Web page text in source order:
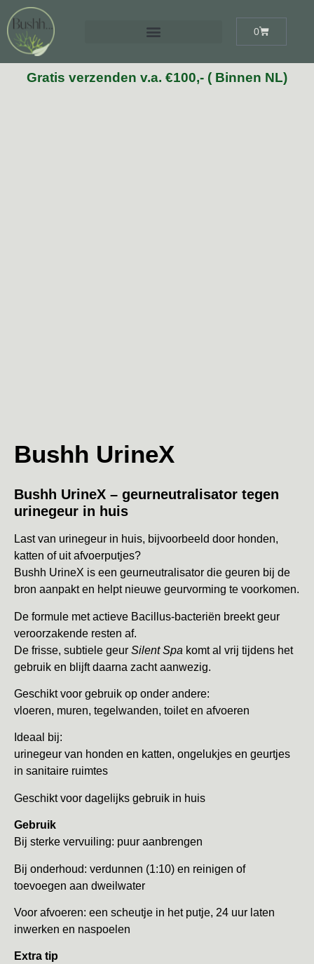
0
Gratis verzenden v.a. €100,- ( Binnen NL)
Bushh UrineX
Bushh UrineX – geurneutralisator tegen
urinegeur in huis
Last van urinegeur in huis, bijvoorbeeld door honden,
katten of uit afvoerputjes?
Bushh UrineX is een geurneutralisator die geuren bij de
bron aanpakt en helpt nieuwe geurvorming te voorkomen.
De formule met actieve Bacillus-bacteriën breekt geur
veroorzakende resten af.
De frisse, subtiele geur Silent Spa komt al vrij tijdens het
gebruik en blijft daarna zacht aanwezig.
Geschikt voor gebruik op onder andere:
vloeren, muren, tegelwanden, toilet en afvoeren
Ideaal bij:
urinegeur van honden en katten, ongelukjes en geurtjes
in sanitaire ruimtes
Geschikt voor dagelijks gebruik in huis
Gebruik
Bij sterke vervuiling: puur aanbrengen
Bij onderhoud: verdunnen (1:10) en reinigen of
toevoegen aan dweilwater
Voor afvoeren: een scheutje in het putje, 24 uur laten
inwerken en naspoelen
Extra tip